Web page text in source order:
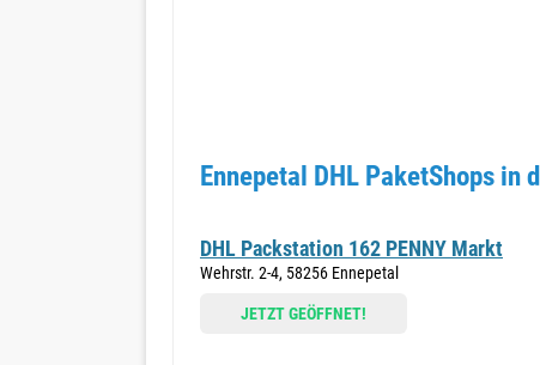
Ennepetal DHL PaketShops in
DHL Packstation 162 PENNY Markt
Wehrstr. 2-4, 58256 Ennepetal
JETZT GEÖFFNET!